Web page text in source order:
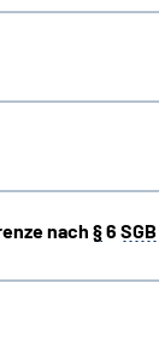
nach §6 SGB